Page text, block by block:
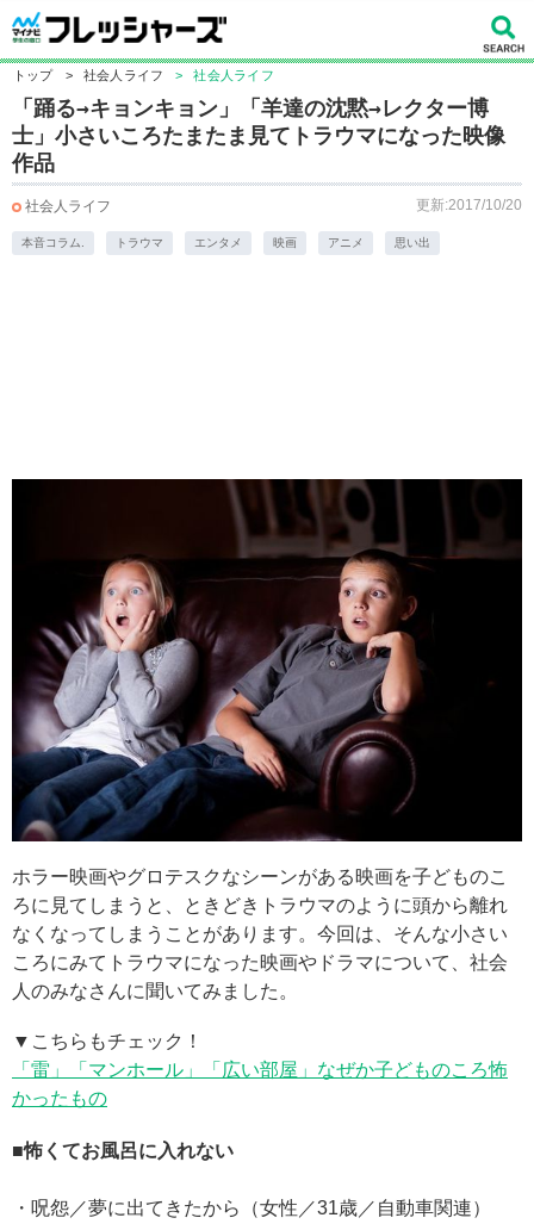
トップ > 社会人ライフ > 社会人ライフ
「踊る→キョンキョン」「羊達の沈黙→レクター博
士」小さいころたまたま見てトラウマになった映像
作品
社会人ライフ 更新:2017/10/20
本音コラム. トラウマ エンタメ 映画 アニメ 思い出
ホラー映画やグロテスクなシーンがある映画を子どものこ
ろに見てしまうと、ときどきトラウマのように頭から離れ
なくなってしまうことがあります。今回は、そんな小さい
ころにみてトラウマになった映画やドラマについて、社会
人のみなさんに聞いてみました。
▼こちらもチェック！
「雷」「マンホール」「広い部屋」なぜか子どものころ怖
かったもの
■怖くてお風呂に入れない
・呪怨／夢に出てきたから（女性／31歳／自動車関連）